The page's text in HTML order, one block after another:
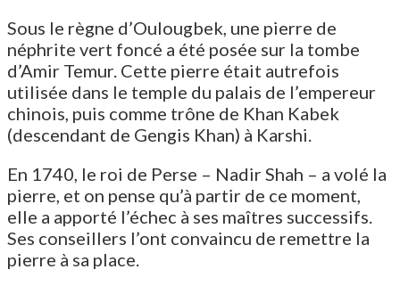
Sous le règne d’Oulougbek, une pierre de
néphrite vert foncé a été posée sur la tombe
d’Amir Temur. Cette pierre était autrefois
utilisée dans le temple du palais de l’empereur
chinois, puis comme trône de Khan Kabek
(descendant de Gengis Khan) à Karshi.
En 1740, le roi de Perse – Nadir Shah – a volé la
pierre, et on pense qu’à partir de ce moment,
elle a apporté l’échec à ses maîtres successifs.
Ses conseillers l’ont convaincu de remettre la
pierre à sa place.